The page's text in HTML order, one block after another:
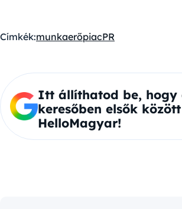
Címkék:munkaerőpiacPR
Itt állíthatod be, hogy
keresőben elsők
HelloMagyar!